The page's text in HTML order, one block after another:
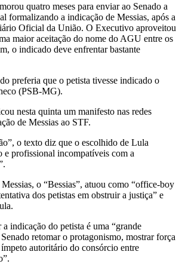
quatro meses para enviar ao Senado a
formalizando a indicação de Messias, após a
Oficial da União. O Executivo aproveitou
maior aceitação do nome do AGU entre os
o indicado deve enfrentar bastante
preferia que o petista tivesse indicado o
(PSB-MG).
nesta quinta um manifesto nas redes
de Messias ao STF.
o texto diz que o escolhido de Lula
e profissional incompatíveis com a
o “Bessias”, atuou como “office-boy
dos petistas em obstruir a justiça” e
a indicação do petista é uma “grande
retomar o protagonismo, mostrar força
autoritário do consórcio entre